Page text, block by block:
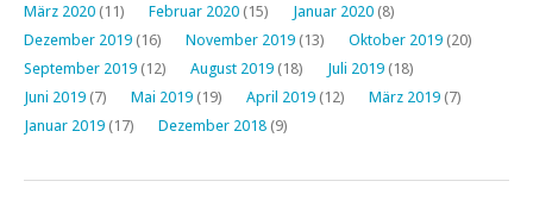
März 2020 (11) Februar 2020 (15) Januar 2020 (8)
Dezember 2019 (16) November 2019 (13) Oktober 2019 (20)
September 2019 (12) August 2019 (18) Juli 2019 (18)
Juni 2019 (7) Mai 2019 (19) April 2019 (12) März 2019 (7)
Januar 2019 (17) Dezember 2018 (9)